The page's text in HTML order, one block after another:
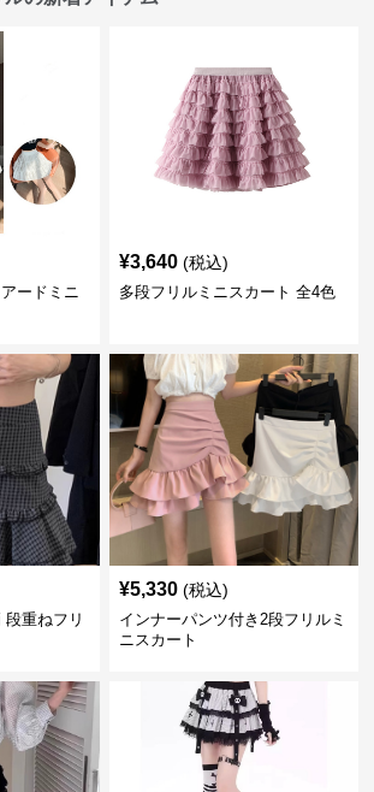
ードミニ
¥3,640 (税込)
多段フリルミニスカート 全4色
重ねフリ
¥5,330 (税込)
インナーパンツ付き2段フリルミ
ニスカート